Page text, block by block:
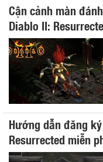
Cận cảnh màn
Diablo II:
Hướng dẫn đăng
Resurrected miễn